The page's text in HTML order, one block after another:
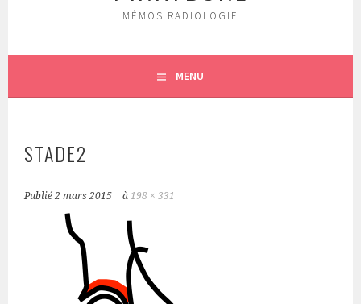
MÉMOS RADIOLOGIE
MENU
STADE2
Publié2 mars 2015 à198 × 331